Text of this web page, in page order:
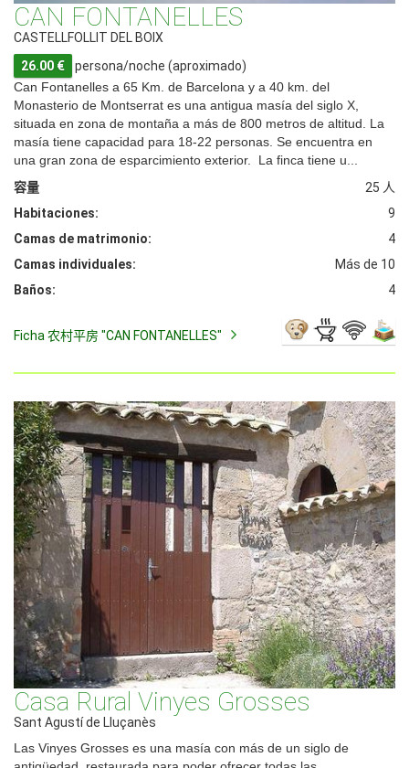
CAN FONTANELLES
CASTELLFOLLIT DEL BOIX
26.00 €
persona/noche (aproximado)
Can Fontanelles a 65 Km. de Barcelona y a 40 km. del
Monasterio de Montserrat es una antigua masía del siglo X,
situada en zona de montaña a más de 800 metros de altitud. La
masía tiene capacidad para 18-22 personas. Se encuentra en
una gran zona de esparcimiento exterior. La finca tiene u...
容量
25 人
Habitaciones:
9
Camas de matrimonio:
4
Camas individuales:
Más de 10
Baños:
4
Ficha 农村平房 "CAN FONTANELLES"
Casa Rural Vinyes Grosses
Sant Agustí de Lluçanès
Las Vinyes Grosses es una masía con más de un siglo de